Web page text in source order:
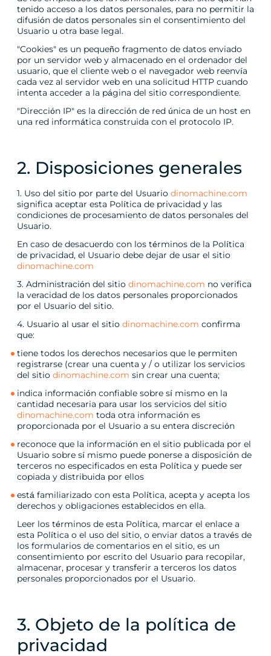
tenido acceso a los datos personales, para no permitir la
difusión de datos personales sin el consentimiento del
Usuario u otra base legal.
"Cookies" es un pequeño fragmento de datos enviado
por un servidor web y almacenado en el ordenador del
usuario, que el cliente web o el navegador web reenvía
cada vez al servidor web en una solicitud HTTP cuando
intenta acceder a la página del sitio correspondiente.
"Dirección IP" es la dirección de red única de un host en
una red informática construida con el protocolo IP.
2. Disposiciones generales
1. Uso del sitio por parte del Usuario dinomachine.com
significa aceptar esta Política de privacidad y las
condiciones de procesamiento de datos personales del
Usuario.
En caso de desacuerdo con los términos de la Política
de privacidad, el Usuario debe dejar de usar el sitio
dinomachine.com
3. Administración del sitio dinomachine.com no verifica
la veracidad de los datos personales proporcionados
por el Usuario del sitio.
4. Usuario al usar el sitio dinomachine.com confirma
que:
tiene todos los derechos necesarios que le permiten
registrarse (crear una cuenta y / o utilizar los servicios
del sitio dinomachine.com sin crear una cuenta;
indica información confiable sobre sí mismo en la
cantidad necesaria para usar los servicios del sitio
dinomachine.com toda otra información es
proporcionada por el Usuario a su entera discreción
reconoce que la información en el sitio publicada por el
Usuario sobre sí mismo puede ponerse a disposición de
terceros no especificados en esta Política y puede ser
copiada y distribuida por ellos
está familiarizado con esta Política, acepta y acepta los
derechos y obligaciones establecidos en ella.
Leer los términos de esta Política, marcar el enlace a
esta Política o el uso del sitio, o enviar datos a través de
los formularios de comentarios en el sitio, es un
consentimiento por escrito del Usuario para recopilar,
almacenar, procesar y transferir a terceros los datos
personales proporcionados por el Usuario.
3. Objeto de la política de
privacidad